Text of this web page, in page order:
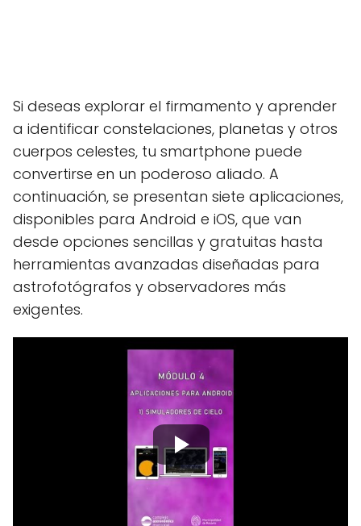
Si deseas explorar el firmamento y aprender
a identificar constelaciones, planetas y otros
cuerpos celestes, tu smartphone puede
convertirse en un poderoso aliado. A
continuación, se presentan siete aplicaciones,
disponibles para Android e iOS, que van
desde opciones sencillas y gratuitas hasta
herramientas avanzadas diseñadas para
astrofotógrafos y observadores más
exigentes.